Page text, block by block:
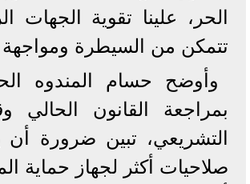
الحر، علينا تقوية الجهات
تتمكن من السيطرة ومواجهة
وأوضح حسام المندوه
بمراجعة القانون الحالي
التشريعي، تبين ضرورة
صلاحيات أكثر لجهاز حماية